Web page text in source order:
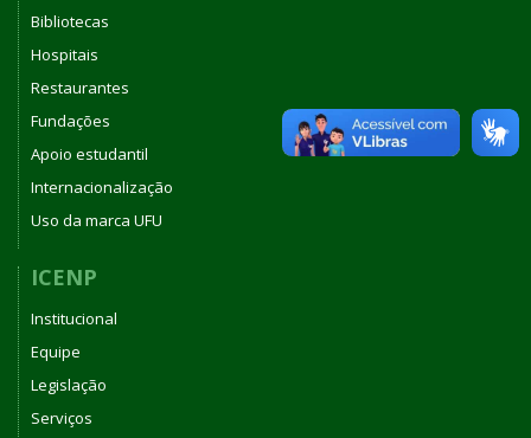
Bibliotecas
Hospitais
Restaurantes
Fundações
Apoio estudantil
Internacionalização
Uso da marca UFU
ICENP
Institucional
Equipe
Legislação
Serviços